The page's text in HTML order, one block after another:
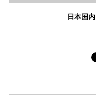
日本国